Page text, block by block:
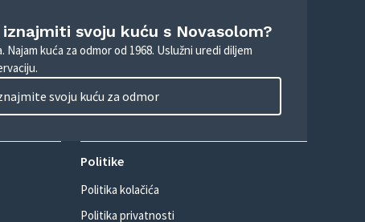
svoju kuću s Novasolom?
Najam kuća za odmor od 1968. Uslužni uredi diljem
svoju kuću za odmor
Politike
Politika kolačića
Politika privatnosti